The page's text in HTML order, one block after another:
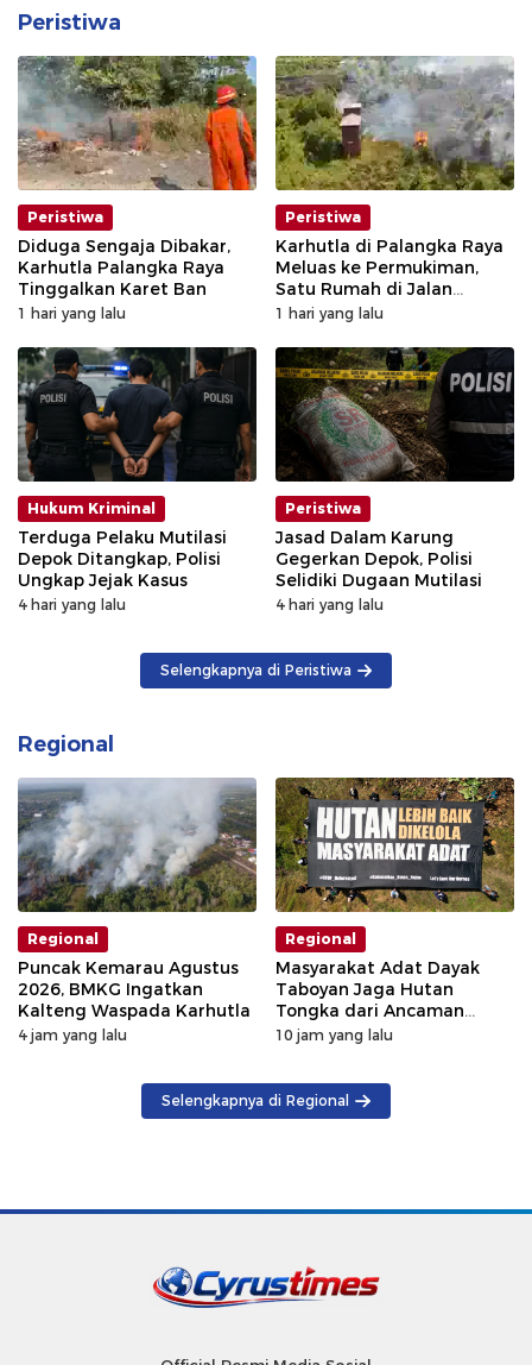
Peristiwa
Peristiwa
Diduga Sengaja Dibakar,
Karhutla Palangka Raya
Tinggalkan Karet Ban
1 hari yang lalu
Peristiwa
Karhutla di Palangka Raya
Meluas ke Permukiman,
Satu Rumah di Jalan
Kalibata Hangus Terbakar
1 hari yang lalu
Hukum Kriminal
Terduga Pelaku Mutilasi
Depok Ditangkap, Polisi
Ungkap Jejak Kasus
4 hari yang lalu
Peristiwa
Jasad Dalam Karung
Gegerkan Depok, Polisi
Selidiki Dugaan Mutilasi
4 hari yang lalu
Selengkapnya di Peristiwa
Regional
Regional
Puncak Kemarau Agustus
2026, BMKG Ingatkan
Kalteng Waspada Karhutla
4 jam yang lalu
Regional
Masyarakat Adat Dayak
Taboyan Jaga Hutan
Tongka dari Ancaman
Deforestasi
10 jam yang lalu
Selengkapnya di Regional